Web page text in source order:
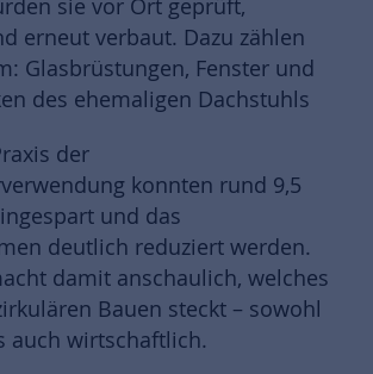
sie vor Ort geprüft,
erneut verbaut. Dazu zählen
Glasbrüstungen, Fenster und
des ehemaligen Dachstuhls
der
konnten rund 9,5
und das
deutlich reduziert werden.
damit anschaulich, welches
Bauen steckt – sowohl
auch wirtschaftlich.